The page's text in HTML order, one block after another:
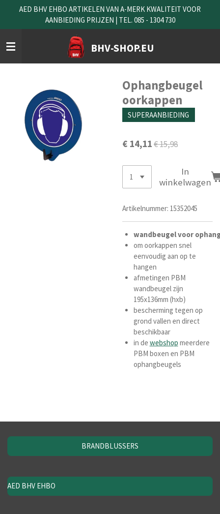
naar
de
hoofdinhoud
BHV-SHOP.EU
AED BHV EHBO ARTIKELEN VAN A-MERK KWALITEIT VOOR
AANBIEDING PRIJZEN | TEL. 085 - 1304 730
Ophangbeugel
oorkappen
SUPERAANBIEDING
€ 14,11€ 15,98
In
winkelwagen
Artikelnummer: 15352045
wandbeugelvoor
om oorkappen snel
eenvoudig aan op te
hangen
afmetingen PBM
wandbeugel zijn
195x136mm (hxb)
bescherming tegen op
grond vallen en direct
beschikbaar
in de webshop meerdere
PBM boxen en PBM
ophangbeugels
BRANDBLUSSERS
AED BHV EHBO